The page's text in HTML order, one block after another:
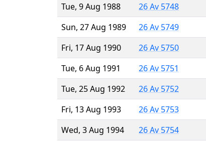
Tue, 9 Aug 1988
26 Av 5748
Sun, 27 Aug 1989
26 Av 5749
Fri, 17 Aug 1990
26 Av 5750
Tue, 6 Aug 1991
26 Av 5751
Tue, 25 Aug 1992
26 Av 5752
Fri, 13 Aug 1993
26 Av 5753
Wed, 3 Aug 1994
26 Av 5754